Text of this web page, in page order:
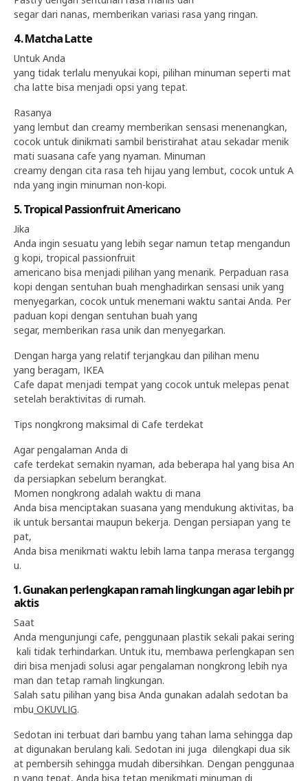
segar dari nanas, memberikan variasi rasa yang ringan.
4. Matcha Latte
Untuk Anda
yang tidak terlalu menyukai kopi, pilihan minuman seperti mat
cha latte bisa menjadi opsi yang tepat.
Rasanya
yang lembut dan creamy memberikan sensasi menenangkan,
cocok untuk dinikmati sambil beristirahat atau sekadar menik
mati suasana cafe yang nyaman. Minuman
creamy dengan cita rasa teh hijau yang lembut, cocok untuk A
nda yang ingin minuman non-kopi.
5. Tropical Passionfruit Americano
Jika
Anda ingin sesuatu yang lebih segar namun tetap mengandun
g kopi, tropical passionfruit
americano bisa menjadi pilihan yang menarik. Perpaduan rasa
kopi dengan sentuhan buah menghadirkan sensasi unik yang
menyegarkan, cocok untuk menemani waktu santai Anda. Per
paduan kopi dengan sentuhan buah yang
segar, memberikan rasa unik dan menyegarkan.
Dengan harga yang relatif terjangkau dan pilihan menu
yang beragam, IKEA
Cafe dapat menjadi tempat yang cocok untuk melepas penat
setelah beraktivitas di rumah.
Tips nongkrong maksimal di Cafe terdekat
Agar pengalaman Anda di
cafe terdekat semakin nyaman, ada beberapa hal yang bisa An
da persiapkan sebelum berangkat.
Momen nongkrong adalah waktu di mana
Anda bisa menciptakan suasana yang mendukung aktivitas, ba
ik untuk bersantai maupun bekerja. Dengan persiapan yang te
pat,
Anda bisa menikmati waktu lebih lama tanpa merasa tergangg
u.
1. Gunakan perlengkapan ramah lingkungan agar lebih pr
aktis
Saat
Anda mengunjungi cafe, penggunaan plastik sekali pakai sering
kali tidak terhindarkan. Untuk itu, membawa perlengkapan sen
diri bisa menjadi solusi agar pengalaman nongkrong lebih nya
man dan tetap ramah lingkungan.
Salah satu pilihan yang bisa Anda gunakan adalah sedotan ba
mbu OKUVLIG.
Sedotan ini terbuat dari bambu yang tahan lama sehingga dap
at digunakan berulang kali. Sedotan ini juga dilengkapi dua sik
at pembersih sehingga mudah dibersihkan. Dengan penggunaa
n yang tepat, Anda bisa tetap menikmati minuman di